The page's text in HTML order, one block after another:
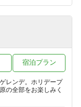
～
ご到着でも安心♪２
イン可能の朝食付き
～
お食事はつかない分
ティブに動きたい
レンデ。ホリデープ
の全部をお楽しみく
宿泊プラン